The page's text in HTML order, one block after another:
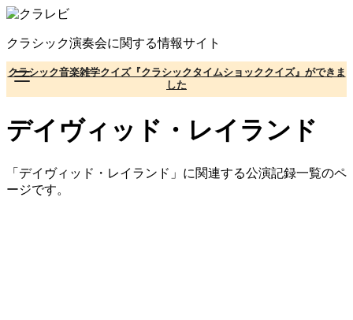
コ
テ
ン
ツ
へ
動
クラシック演奏会に関する情報サイト
クラシック音楽雑学クイズ『クラシックタイムショッククイズ』ができま
した
デイヴィッド・レイランド
「デイヴィッド・レイランド」に関連する公演記録一覧のペ
ージです。